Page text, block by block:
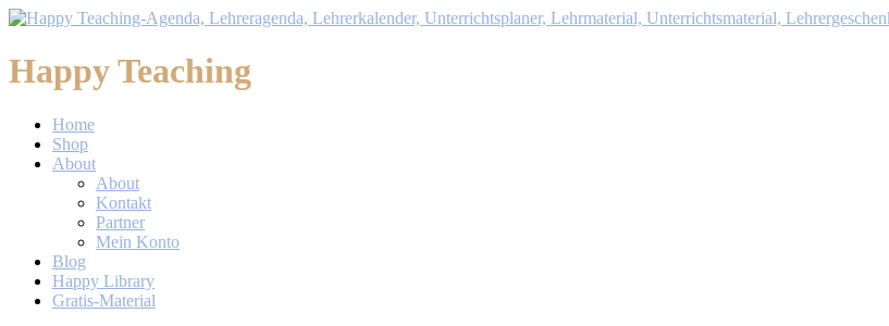
Happy Teaching
Home
Shop
About
About
Kontakt
Partner
Mein Konto
Blog
Happy Library
Gratis-Material